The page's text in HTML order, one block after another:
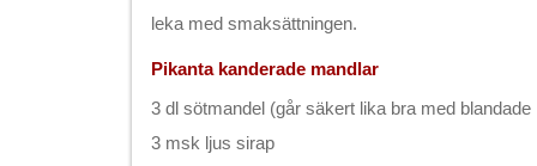
leka med smaksättningen.
Pikanta kanderade mandlar
3 dl sötmandel (går säkert lika bra med blandade
3 msk ljus sirap